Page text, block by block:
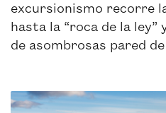
excursionismo recorre
hasta la “roca de la
de asombrosas pared